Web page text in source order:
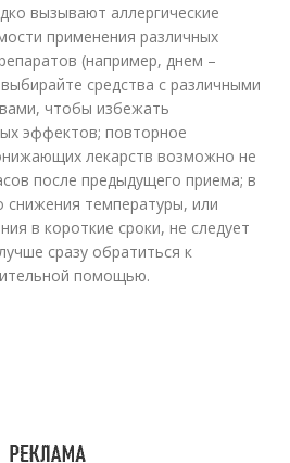
вызывают аллергические
применения различных
(например, днем –
средства с различными
чтобы избежать
эффектов; повторное
лекарств возможно не
после предыдущего приема; в
снижения температуры, или
в короткие сроки, не следует
сразу обратиться к
помощью.